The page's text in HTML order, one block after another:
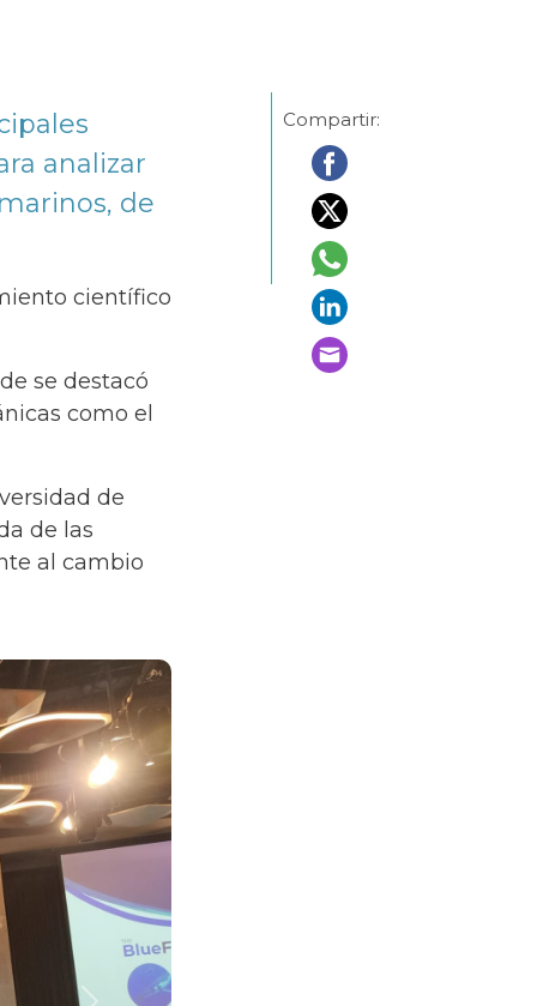
analizar
de
científico
se destacó
como el
de
de las
al cambio
Compartir: